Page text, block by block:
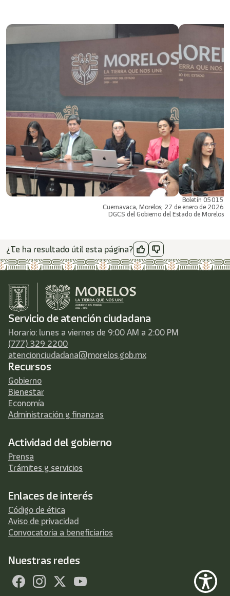
Boletín 05015
Cuernavaca, Morelos; 27 de enero de 2026
DGCS del Gobierno del Estado de Morelos
¿Te ha resultado útil esta página?
Servicio de atención ciudadana
Horario: lunes a viernes de 9:00 AM a 2:00 PM
(777) 329 2200
atencionciudadana@morelos.gob.mx
Recursos
Gobierno
Bienestar
Economía
Administración y finanzas
Actividad del gobierno
Prensa
Trámites y servicios
Enlaces de interés
Código de ética
Aviso de privacidad
Convocatoria a beneficiarios
Nuestras redes